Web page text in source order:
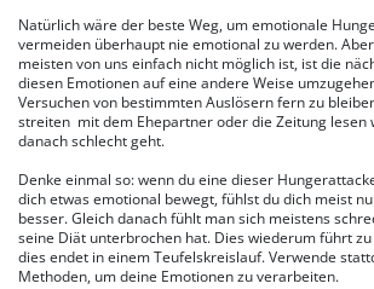
Natürlich wäre der beste Weg, um emotionale
vermeiden überhaupt nie emotional zu werden.
meisten von uns einfach nicht möglich ist, ist die
diesen Emotionen auf eine andere Weise
Versuchen von bestimmten Auslösern fern zu
streiten mit dem Ehepartner oder die Zeitung lesen
danach schlecht geht.
Denke einmal so: wenn du eine dieser
dich etwas emotional bewegt, fühlst du dich meist
besser. Gleich danach fühlt man sich meistens
seine Diät unterbrochen hat. Dies wiederum führt
dies endet in einem Teufelskreislauf. Verwende
Methoden, um deine Emotionen zu verarbeiten.